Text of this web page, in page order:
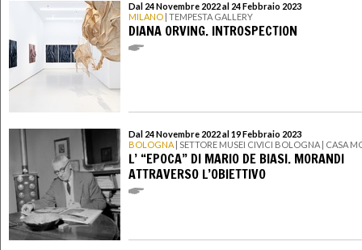
Dal 24 Novembre 2022 al 24 Febbraio 2023
MILANO | TEMPESTA GALLERY
DIANA ORVING. INTROSPECTION
Dal 24 Novembre 2022 al 19 Febbraio 2023
BOLOGNA | SETTORE MUSEI CIVICI BOLOGNA | CASA
L’ “EPOCA” DI MARIO DE BIASI. MORANDI
ATTRAVERSO L’OBIETTIVO